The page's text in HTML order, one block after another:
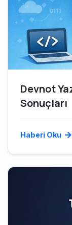
Devnot
Sonuçları
Haberi Oku